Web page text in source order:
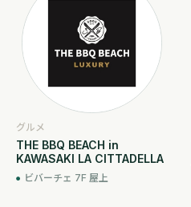
グルメ
THE BBQ BEACH in
KAWASAKI LA CITTADELLA
ビバーチェ 7F 屋上